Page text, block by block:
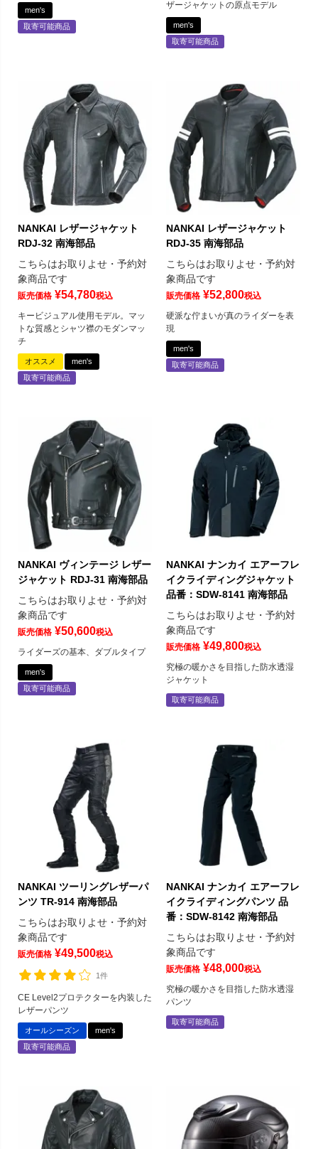
men's
取寄可能商品
ザージャケットの原点モデル
men's
取寄可能商品
NANKAI レザージャケット
RDJ-32 南海部品
こちらはお取りよせ・予約対
象商品です
販売価格 ¥54,780税込
キービジュアル使用モデル。マッ
トな質感とシャツ襟のモダンマッ
チ
オススメ
men's
取寄可能商品
NANKAI レザージャケット
RDJ-35 南海部品
こちらはお取りよせ・予約対
象商品です
販売価格 ¥52,800税込
硬派な佇まいが真のライダーを表
現
men's
取寄可能商品
NANKAI ヴィンテージ レザー
ジャケット RDJ-31 南海部品
こちらはお取りよせ・予約対
象商品です
販売価格 ¥50,600税込
ライダーズの基本、ダブルタイプ
men's
取寄可能商品
NANKAI ナンカイ エアーフレ
イクライディングジャケット
品番：SDW-8141 南海部品
こちらはお取りよせ・予約対
象商品です
販売価格 ¥49,800税込
究極の暖かさを目指した防水透湿
ジャケット
取寄可能商品
NANKAI ツーリングレザーパ
ンツ TR-914 南海部品
こちらはお取りよせ・予約対
象商品です
販売価格 ¥49,500税込
1件
CE Level2プロテクターを内装した
レザーパンツ
オールシーズン
men's
取寄可能商品
NANKAI ナンカイ エアーフレ
イクライディングパンツ 品
番：SDW-8142 南海部品
こちらはお取りよせ・予約対
象商品です
販売価格 ¥48,000税込
究極の暖かさを目指した防水透湿
パンツ
取寄可能商品